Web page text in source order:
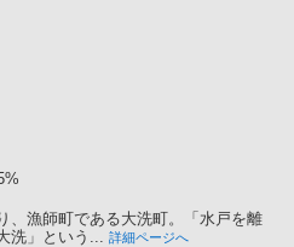
、漁師町である大洗町。「水戸を離
洗」という... 詳細ページへ